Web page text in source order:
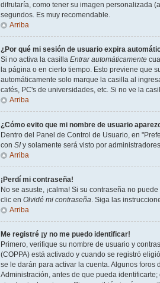
difrutaría, como tener su imagen personalizada
segundos. Es muy recomendable.
Arriba
¿Por qué mi sesión de usuario expira
Si no activa la casilla Entrar automáticamente
la página o en cierto tiempo. Esto previene que
automáticamente solo marque la casilla al
cafés, PC's de universidades, etc. Si no ve la
Arriba
¿Cómo evito que mi nombre de usuario
Dentro del Panel de Control de Usuario, en
con SIy solamente será visto por
Arriba
¡Perdí mi contraseña!
No se asuste, ¡calma! Si su contraseña no
clic en Olvidé mi contraseña. Siga las
Arriba
Me registré ¡y no me puedo identificar!
Primero, verifique su nombre de usuario y
(COPPA) está activado y cuando se registró
se le darán para activar la cuenta. Algunos
Administración, antes de que pueda